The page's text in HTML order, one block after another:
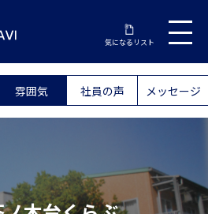
気になるリスト
雰囲気 社員の声 メッセージ